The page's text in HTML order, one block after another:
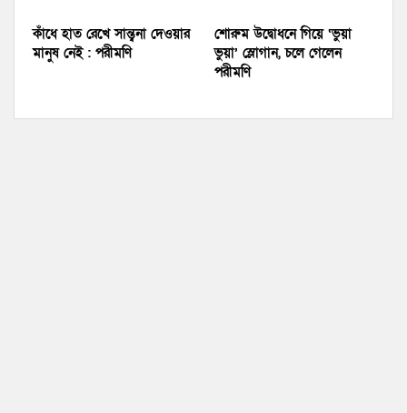
কাঁধে হাত রেখে সান্ত্বনা দেওয়ার
মানুষ নেই : পরীমণি
শোরুম উদ্বোধনে গিয়ে ‘ভুয়া
ভুয়া’ স্লোগান, চলে গেলেন
পরীমণি